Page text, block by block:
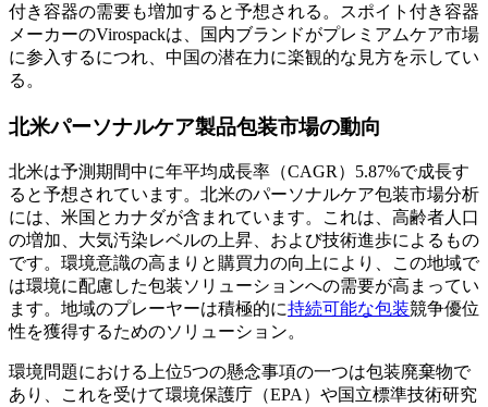
付き容器の需要も増加すると予想される。スポイト付き容器
メーカーのVirospackは、国内ブランドがプレミアムケア市場
に参入するにつれ、中国の潜在力に楽観的な見方を示してい
る。
北米パーソナルケア製品包装市場の動向
北米は予測期間中に年平均成長率（CAGR）5.87%で成長す
ると予想されています。北米のパーソナルケア包装市場分析
には、米国とカナダが含まれています。これは、高齢者人口
の増加、大気汚染レベルの上昇、および技術進歩によるもの
です。環境意識の高まりと購買力の向上により、この地域で
は環境に配慮した包装ソリューションへの需要が高まってい
ます。地域のプレーヤーは積極的に持続可能な包装競争優位
性を獲得するためのソリューション。
環境問題における上位5つの懸念事項の一つは包装廃棄物で
あり、これを受けて環境保護庁（EPA）や国立標準技術研究